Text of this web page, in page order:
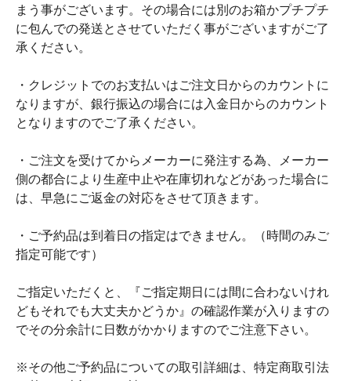
まう事がございます。その場合には別のお箱かプチプチ
に包んでの発送とさせていただく事がございますがご了
承ください。
・クレジットでのお支払いはご注文日からのカウントに
なりますが、銀行振込の場合には入金日からのカウント
となりますのでご了承ください。
・ご注文を受けてからメーカーに発注する為、メーカー
側の都合により生産中止や在庫切れなどがあった場合に
は、早急にご返金の対応をさせて頂きます。
・ご予約品は到着日の指定はできません。（時間のみご
指定可能です）
ご指定いただくと、『ご指定期日には間に合わないけれ
どもそれでも大丈夫かどうか』の確認作業が入りますの
でその分余計に日数がかかりますのでご注意下さい。
※その他ご予約品についての取引詳細は、特定商取引法